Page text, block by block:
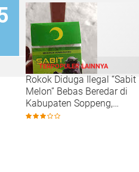
Rokok Diduga Ilegal “Sabit
Melon” Bebas Beredar di
Kabupaten Soppeng,
Pengawasan Dipertanyakan
TERPOPULER LAINNYA